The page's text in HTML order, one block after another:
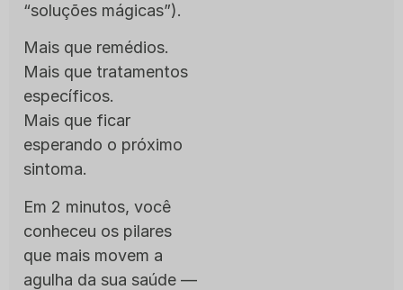
“soluções mágicas”).
Mais que remédios.
Mais que tratamentos
específicos.
Mais que ficar
esperando o próximo
sintoma.
Em 2 minutos, você
conheceu os pilares
que mais movem a
agulha da sua saúde —